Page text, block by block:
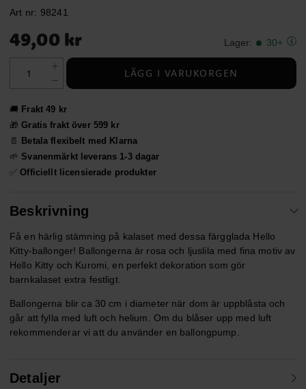
Art nr: 98241
Pris: 49,00 kr
49,00 kr Lager: 30+
LÄGG I VARUKORGEN
🚚 Frakt 49 kr
🎁Gratis frakt över 599 kr
📄
Betala flexibelt med Klarna
🌱 Svanenmärkt leverans 1-3 dagar
✅Officiellt licensierade produkter
Beskrivning
Få en härlig stämning på kalaset med dessa färgglada Hello
Kitty-ballonger! Ballongerna är rosa och ljuslila med fina motiv av
Hello Kitty och Kuromi, en perfekt dekoration som gör
barnkalaset extra festligt.
Ballongerna blir ca 30 cm i diameter när dom är uppblåsta och
går att fylla med luft och helium. Om du blåser upp med luft
rekommenderar vi att du använder en ballongpump.
Detaljer